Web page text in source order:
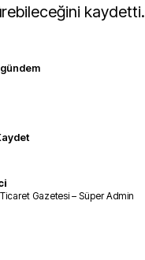
kaydetti.
gündem
Gazetesi – Süper Admin